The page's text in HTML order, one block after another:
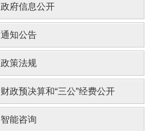
政府信息公开
通知公告
政策法规
财政预决算和“三公”经费公开
智能咨询